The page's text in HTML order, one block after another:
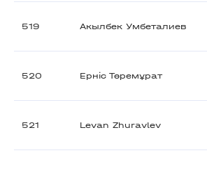
519 Акылбек Умбеталиев
520 Ерніс Төремұрат
521 Levan Zhuravlev